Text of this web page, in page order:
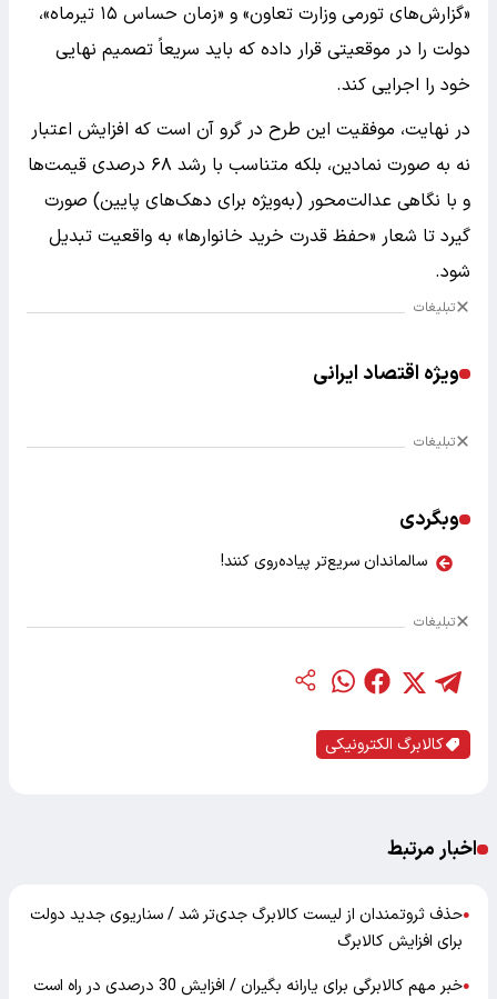
«گزارش‌های تورمی وزارت تعاون» و «زمان حساس ۱۵ تیرماه»،
دولت را در موقعیتی قرار داده که باید سریعاً تصمیم نهایی
خود را اجرایی کند.
در نهایت، موفقیت این طرح در گرو آن است که افزایش اعتبار
نه به صورت نمادین، بلکه متناسب با رشد ۶۸ درصدی قیمت‌ها
و با نگاهی عدالت‌محور (به‌ویژه برای دهک‌های پایین) صورت
گیرد تا شعار «حفظ قدرت خرید خانوارها» به واقعیت تبدیل
شود.
تبلیغات
ویژه اقتصاد ایرانی
تبلیغات
وبگردی
سالماندان سریع‌تر پیاده‌روی کنند!
تبلیغات
کالابرگ الکترونیکی
اخبار مرتبط
●حذف ثروتمندان از لیست کالابرگ جدی‌تر شد / سناریوی جدید دولت
برای افزایش کالابرگ
●
خبر مهم کالابرگی برای یارانه بگیران / افزایش 30 درصدی در راه است